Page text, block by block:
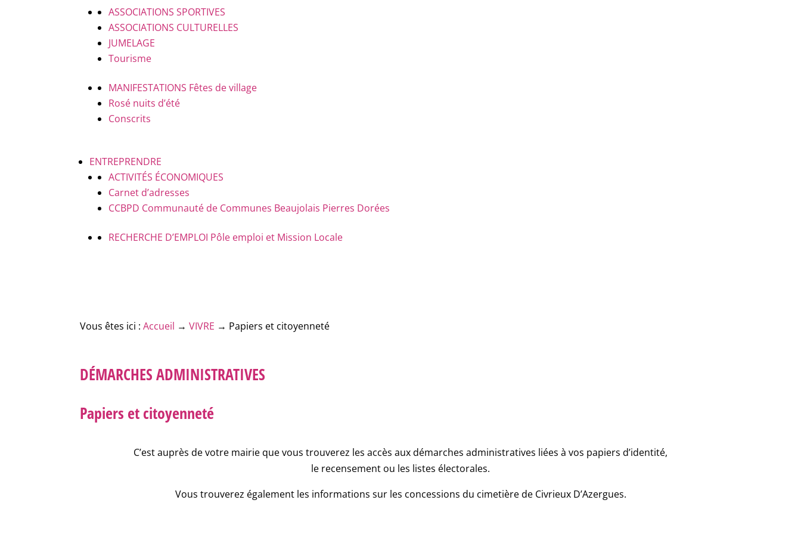
ASSOCIATIONS SPORTIVES
ASSOCIATIONS CULTURELLES
JUMELAGE
Tourisme
MANIFESTATIONS Fêtes de village
Rosé nuits d’été
Conscrits
ENTREPRENDRE
ACTIVITÉS ÉCONOMIQUES
Carnet d’adresses
CCBPD Communauté de Communes Beaujolais Pierres Dorées
RECHERCHE D’EMPLOI Pôle emploi et Mission Locale
Vous êtes ici :Accueil →VIVRE → Papiers et citoyenneté
DÉMARCHES ADMINISTRATIVES
Papiers et citoyenneté
C’est auprès de votre mairie que vous trouverez les accès aux démarches administratives liées à vos papiers d’identité,
le recensement ou les listes électorales.
Vous trouverez également les informations sur les concessions du cimetière de Civrieux D’Azergues.